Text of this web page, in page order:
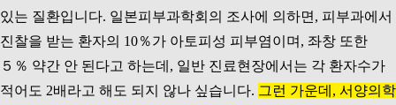
있는 질환입니다. 일본피부과학회의 조사에 의하면, 피부과에서
진찰을 받는 환자의 10％가 아토피성 피부염이며, 좌창 또한
５％ 약간 안 된다고 하는데, 일반 진료현장에서는 각 환자수가
적어도 2배라고 해도 되지 않나 싶습니다. 그런 가운데, 서양의학